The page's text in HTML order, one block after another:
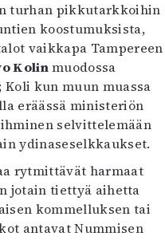
turhan pikkutarkkoihin
koostumuksista,
vaikkapa Tampereen
Kolinmuodossa
kun muun muassa
eräässä ministeriön
selvittelemään
ydinaseselkkaukset.
rytmittävät harmaat
jotain tiettyä aihetta
kommelluksen tai
antavat Nummisen